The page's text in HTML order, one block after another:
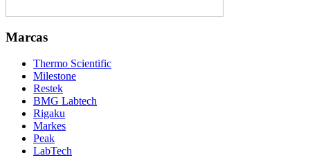
Marcas
Thermo Scientific
Milestone
Restek
BMG Labtech
Rigaku
Markes
Peak
LabTech